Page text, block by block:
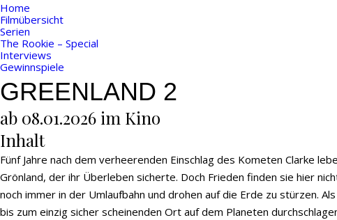
Home
Filmübersicht
Serien
The Rookie – Special
Interviews
Gewinnspiele
GREENLAND 2
ab 08.01.2026 im Kino
Inhalt
Fünf Jahre nach dem verheerenden Einschlag des Kometen Clarke
Grönland, der ihr Überleben sicherte. Doch Frieden finden sie hier
noch immer in der Umlaufbahn und drohen auf die Erde zu stürzen.
bis zum einzig sicher scheinenden Ort auf dem Planeten